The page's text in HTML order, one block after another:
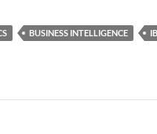
BUSINESS INTELLIGENCE